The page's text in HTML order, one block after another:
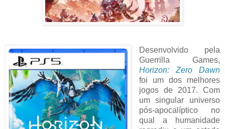
Desenvolvido pela
Guerrilla Games,
Horizon: Zero Dawn
foi um dos melhores
jogos de 2017. Com
um singular universo
pós-apocalíptico no
qual a humanidade